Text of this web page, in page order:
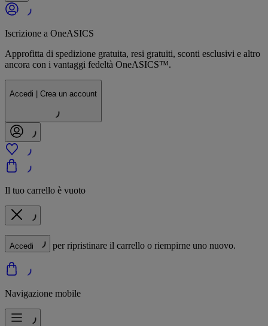
Iscrizione a OneASICS
Approfitta di spedizione gratuita, resi gratuiti, sconti esclusivi e altro
ancora con i vantaggi fedeltà OneASICS™.
Accedi | Crea un account
Il tuo carrello è vuoto
Accedi per ripristinare il carrello o riempirne uno nuovo.
Navigazione mobile